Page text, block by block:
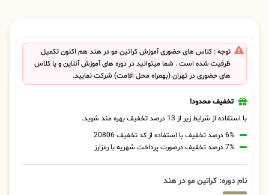
توجه : کلاس های حضوری آموزش کراتین مو در هند هم اکنون تکمیل
ظرفیت شده است . شما میتوانید در دوره های آموزش آنلاین و یا کلاس
های حضوری در تهران (بهمراه محل اقامت) شرکت نمایید.
تخفیف محدود!
با استفاده از شرایط زیر از 13 درصد تخفیف بهره مند شوید.
6% درصد تخفیف با استفاده از کد تخفیف 20806
7% درصد تخفیف درصورت پرداخت شهریه با رمزارز
نام دوره: کراتین مو در هند